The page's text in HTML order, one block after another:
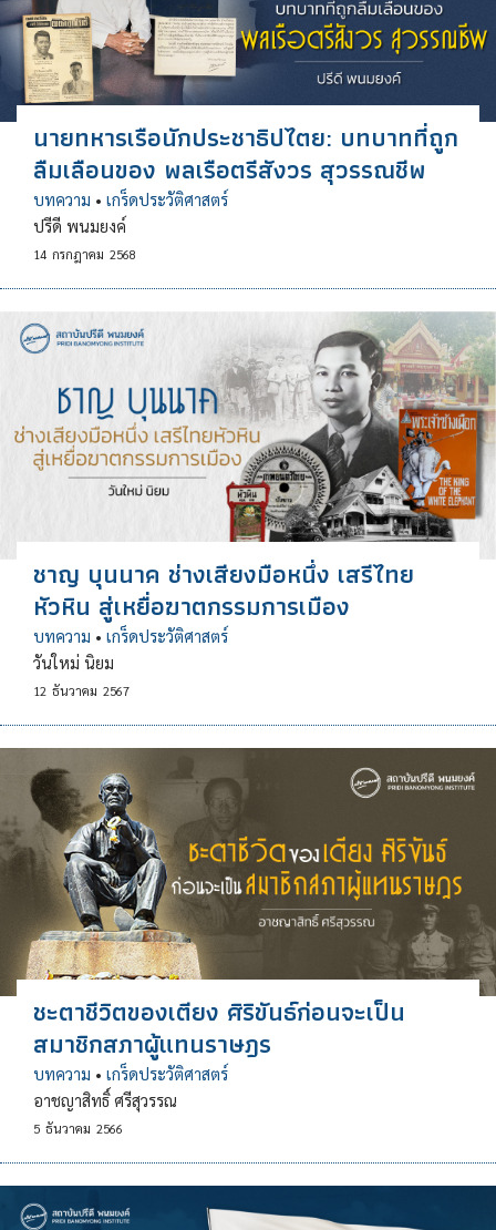
นายทหารเรือนักประชาธิปไตย: บทบาทที่ถูก
ลืมเลือนของ พลเรือตรีสังวร สุวรรณชีพ
บทความ • เกร็ดประวัติศาสตร์
ปรีดี พนมยงค์
14 กรกฎาคม 2568
ชาญ บุนนาค ช่างเสียงมือหนึ่ง เสรีไทย
หัวหิน สู่เหยื่อฆาตกรรมการเมือง
บทความ • เกร็ดประวัติศาสตร์
วันใหม่ นิยม
12 ธันวาคม 2567
ชะตาชีวิตของเตียง ศิริขันธ์ก่อนจะเป็น
สมาชิกสภาผู้แทนราษฎร
บทความ • เกร็ดประวัติศาสตร์
อาชญาสิทธิ์ ศรีสุวรรณ
5 ธันวาคม 2566